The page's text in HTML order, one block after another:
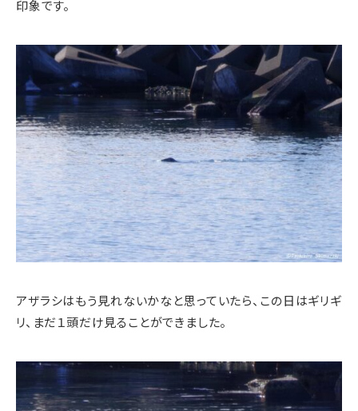
印象です。
アザラシはもう見れないかなと思っていたら、この日はギリギ
リ、まだ１頭だけ見ることができました。